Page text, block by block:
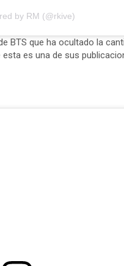
by RM (@rkive)
BTS que ha ocultado la
es una de sus